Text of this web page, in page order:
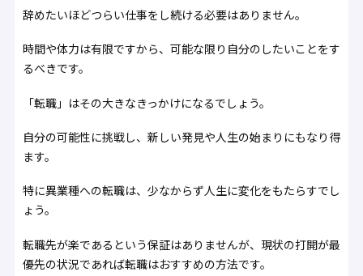
辞めたいほどつらい仕事をし続ける必要はありません。
時間や体力は有限ですから、可能な限り自分のしたいことをす
るべきです。
「転職」はその大きなきっかけになるでしょう。
自分の可能性に挑戦し、新しい発見や人生の始まりにもなり得
ます。
特に異業種への転職は、少なからず人生に変化をもたらすでし
ょう。
転職先が楽であるという保証はありませんが、現状の打開が最
優先の状況であれば転職はおすすめの方法です。